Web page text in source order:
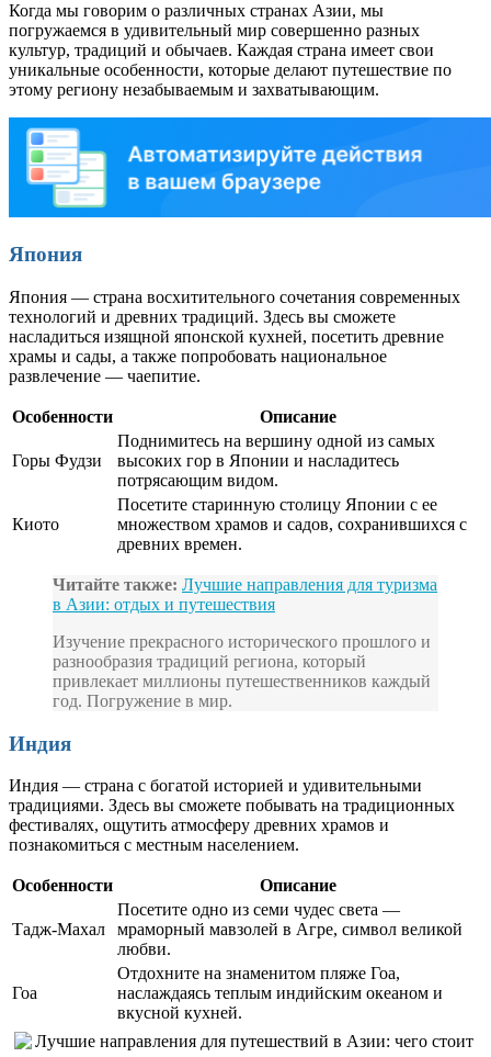
Когда мы говорим о различных странах Азии, мы
погружаемся в удивительный мир совершенно разных
культур, традиций и обычаев. Каждая страна имеет свои
уникальные особенности, которые делают путешествие по
этому региону незабываемым и захватывающим.
Япония
Япония — страна восхитительного сочетания современных
технологий и древних традиций. Здесь вы сможете
насладиться изящной японской кухней, посетить древние
храмы и сады, а также попробовать национальное
развлечение — чаепитие.
Особенности Описание
Горы Фудзи
Поднимитесь на вершину одной из самых
высоких гор в Японии и насладитесь
потрясающим видом.
Киото
Посетите старинную столицу Японии с ее
множеством храмов и садов, сохранившихся с
древних времен.
Читайте также: Лучшие направления для туризма
в Азии: отдых и путешествия
Изучение прекрасного исторического прошлого и
разнообразия традиций региона, который
привлекает миллионы путешественников каждый
год. Погружение в мир.
Индия
Индия — страна с богатой историей и удивительными
традициями. Здесь вы сможете побывать на традиционных
фестивалях, ощутить атмосферу древних храмов и
познакомиться с местным населением.
Особенности Описание
Тадж-Махал
Посетите одно из семи чудес света —
мраморный мавзолей в Агре, символ великой
любви.
Гоа
Отдохните на знаменитом пляже Гоа,
наслаждаясь теплым индийским океаном и
вкусной кухней.